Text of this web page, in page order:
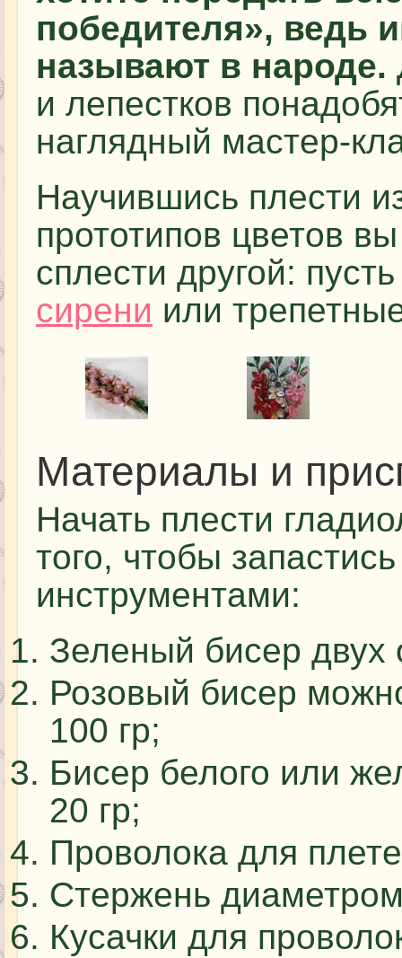
победителя», ведь
называют в народе.
и лепестков
наглядный мастер-
Научившись плести
прототипов цветов
сплести другой:
сирени или
Материалы и
Начать плести
того, чтобы
инструментами:
Зеленый бисер двух
Розовый бисер
100 гр;
Бисер белого или
20 гр;
Проволока для
Стержень
Кусачки для